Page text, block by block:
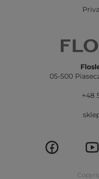
05-500
+48